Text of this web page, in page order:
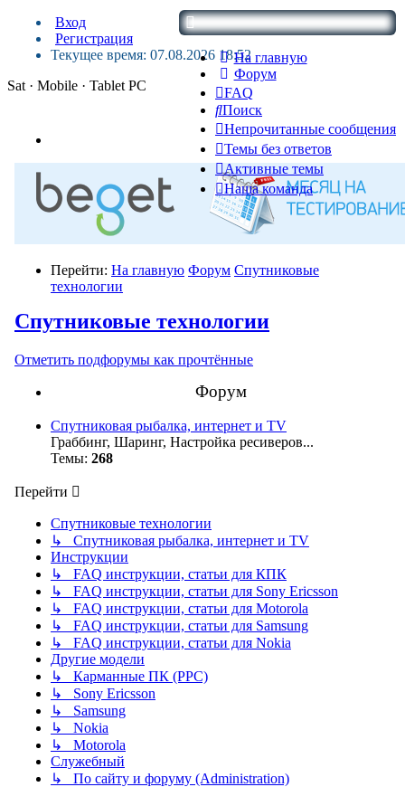
На главную
Форум
FAQ
Поиск
Непрочитанные сообщения
Темы без ответов
Активные темы
Наша команда
Вход
Регистрация
Текущее время: 07.08.2026 18:52
Sat · Mobile · Tablet PC
Перейти: На главную Форум Спутниковые
технологии
Спутниковые технологии
Отметить подфорумы как прочтённые
Форум
Спутниковая рыбалка, интернет и TV
Граббинг, Шаринг, Настройка ресиверов...
Темы: 268
Перейти
Спутниковые технологии
↳ Спутниковая рыбалка, интернет и TV
Инструкции
↳ FAQ инструкции, статьи для КПК
↳ FAQ инструкции, статьи для Sony Ericsson
↳ FAQ инструкции, статьи для Motorola
↳ FAQ инструкции, статьи для Samsung
↳ FAQ инструкции, статьи для Nokia
Другие модели
↳ Карманные ПК (PPC)
↳ Sony Ericsson
↳ Samsung
↳ Nokia
↳ Motorola
Служебный
↳ По сайту и форуму (Administration)